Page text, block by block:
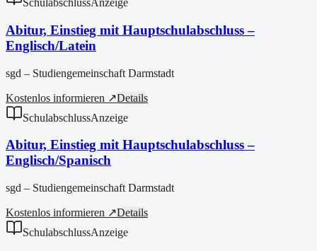
SchulabschlussAnzeige
Abitur, Einstieg mit Hauptschulabschluss –
Englisch/Latein
sgd – Studiengemeinschaft Darmstadt
Kostenlos informieren ↗Details
SchulabschlussAnzeige
Abitur, Einstieg mit Hauptschulabschluss –
Englisch/Spanisch
sgd – Studiengemeinschaft Darmstadt
Kostenlos informieren ↗Details
SchulabschlussAnzeige